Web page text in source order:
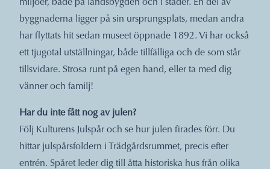
miljöer, både på landsbygden och i städer. En del av
byggnaderna ligger på sin ursprungsplats, medan andra
har flyttats hit sedan museet öppnade 1892. Vi har också
ett tjugotal utställningar, både tillfälliga och de som står
tillsvidare. Strosa runt på egen hand, eller ta med dig
vänner och familj!
Har du inte fått nog av julen?
Följ Kulturens Julspår och se hur julen firades förr. Du
hittar julspårsfoldern i Trädgårdsrummet, precis efter
entrén. Spåret leder dig till åtta historiska hus från olika